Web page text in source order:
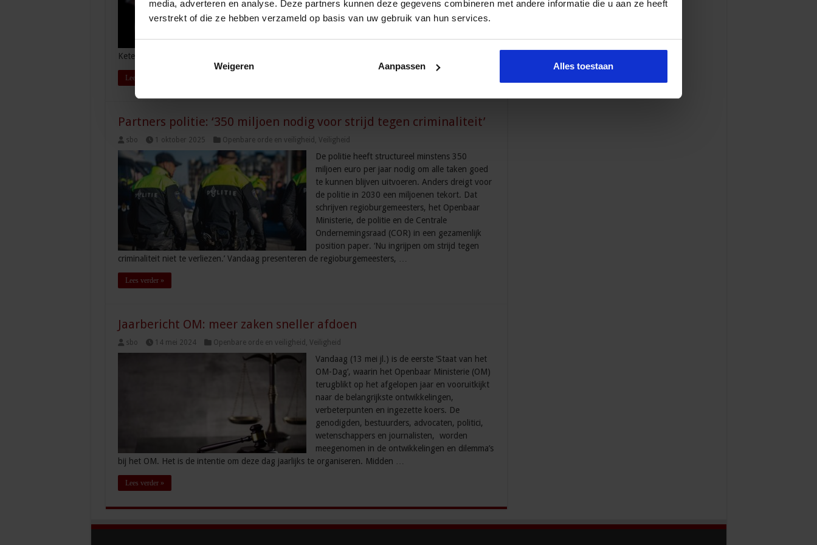
media, adverteren en analyse. Deze partners kunnen deze gegevens combineren met andere informatie die u aan ze heeft
verstrekt of die ze hebben verzameld op basis van uw gebruik van hun services.
Weigeren Aanpassen Alles toestaan
wordt daarmee voortgezet. Dit blijkt uit de
cijfers van de politie en het Openbaar Ministerie
Ketenvoorziening …
Lees verder »
Partners politie: ‘350 miljoen nodig voor strijd tegen criminaliteit’
sbo 1 oktober 2025 Openbare orde en veiligheid , Veiligheid
De politie heeft structureel minstens 350
miljoen euro per jaar nodig om alle taken goed
te kunnen blijven uitvoeren. Anders dreigt voor
de politie in 2030 een miljoenen tekort. Dat
schrijven regioburgemeesters, het Openbaar
Ministerie, de politie en de Centrale
Ondernemingsraad (COR) in een gezamenlijk
position paper. ‘Nu ingrijpen om strijd tegen
criminaliteit niet te verliezen.’ Vandaag presenteren de regioburgemeesters, …
Lees verder »
Jaarbericht OM: meer zaken sneller afdoen
sbo 14 mei 2024 Openbare orde en veiligheid , Veiligheid
Vandaag (13 mei jl.) is de eerste ‘Staat van het
OM-Dag’, waarin het Openbaar Ministerie (OM)
terugblikt op het afgelopen jaar en vooruitkijkt
naar de belangrijkste ontwikkelingen,
verbeterpunten en ingezette koers. De
genodigden, bestuurders, advocaten, politici,
wetenschappers en journalisten, worden
meegenomen in de ontwikkelingen en dilemma’s
bij het OM. Het is de intentie om deze dag jaarlijks te organiseren. Midden …
Lees verder »